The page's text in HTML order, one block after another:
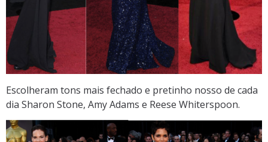
Escolheram tons mais fechado e pretinho nosso de cada
dia Sharon Stone, Amy Adams e Reese Whiterspoon.